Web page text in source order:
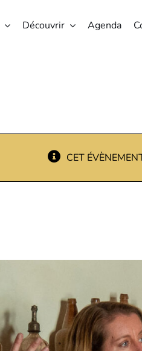
Découvrir Agenda
CET